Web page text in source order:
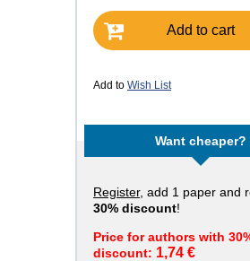
Add to cart
Add to Wish List
Want cheaper?
Register, add 1 paper and
30% discount!
Price for authors with
discount: 1,74 €